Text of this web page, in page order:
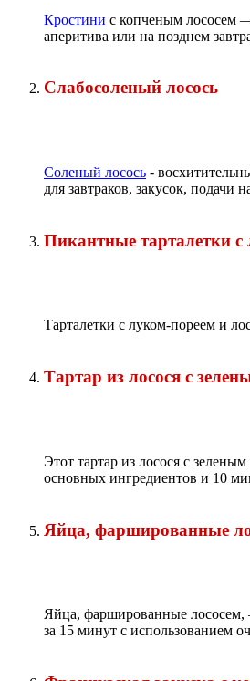
Кростини с копченым лососем —
аперитива или на позднем
Слабосоленый лосось
Соленый лосось -
для завтраков, закусок, подачи
Пикантные тарталетки с
Тарталетки с луком-пореем и
Тартар из лосося с
Этот тартар из лосося с
основных ингредиентов и 10
Яйца, фаршированные
Яйца, фаршированные
за 15 минут с использованием